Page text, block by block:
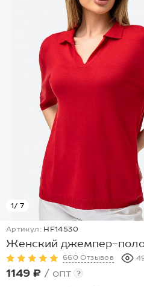
1/ 7
Артикул: HF14530
Женский джемпер-
660 Отзывов
1149 ₽ / опт ?